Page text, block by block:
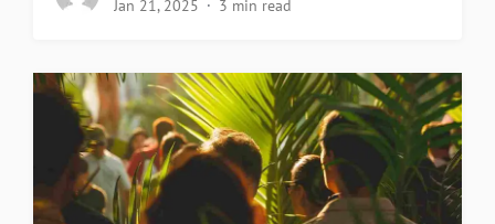
Jan 21, 2025
3 min read